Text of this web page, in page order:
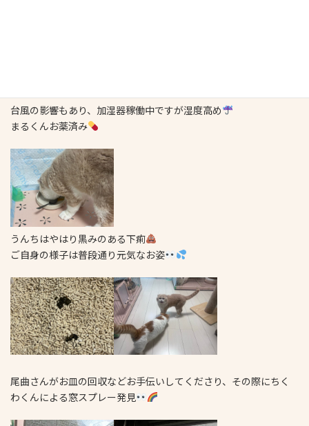
台風の影響もあり、加湿器稼働中ですが湿度高め
まるくんお薬済み
うんちはやはり黒みのある下痢
ご自身の様子は普段通り元気なお姿
尾曲さんがお皿の回収などお手伝いしてくださり、その際にちく
わくんによる窓スプレー発見